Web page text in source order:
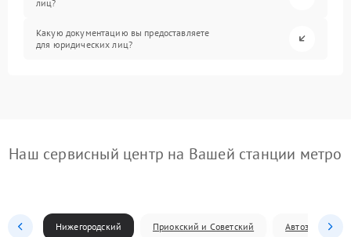
лиц?
Какую документацию вы предоставляете
для юридических лиц?
Наш сервисный центр на Вашей станции метро
Нижегородский Приокский и Советский Автозаводский